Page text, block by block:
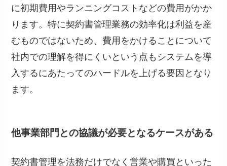
に初期費用やランニングコストなどの費用がかか
ります。特に契約書管理業務の効率化は利益を産
むものではないため、費用をかけることについて
社内での理解を得にくいという点もシステムを導
入するにあたってのハードルを上げる要因となり
ます。
他事業部門との協議が必要となるケースがある
契約書管理を法務だけでなく営業や購買といった